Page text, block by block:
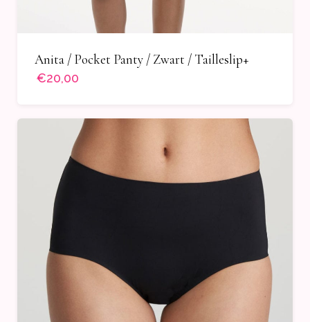
Anita / Pocket Panty / Zwart / Tailleslip+
€20,00